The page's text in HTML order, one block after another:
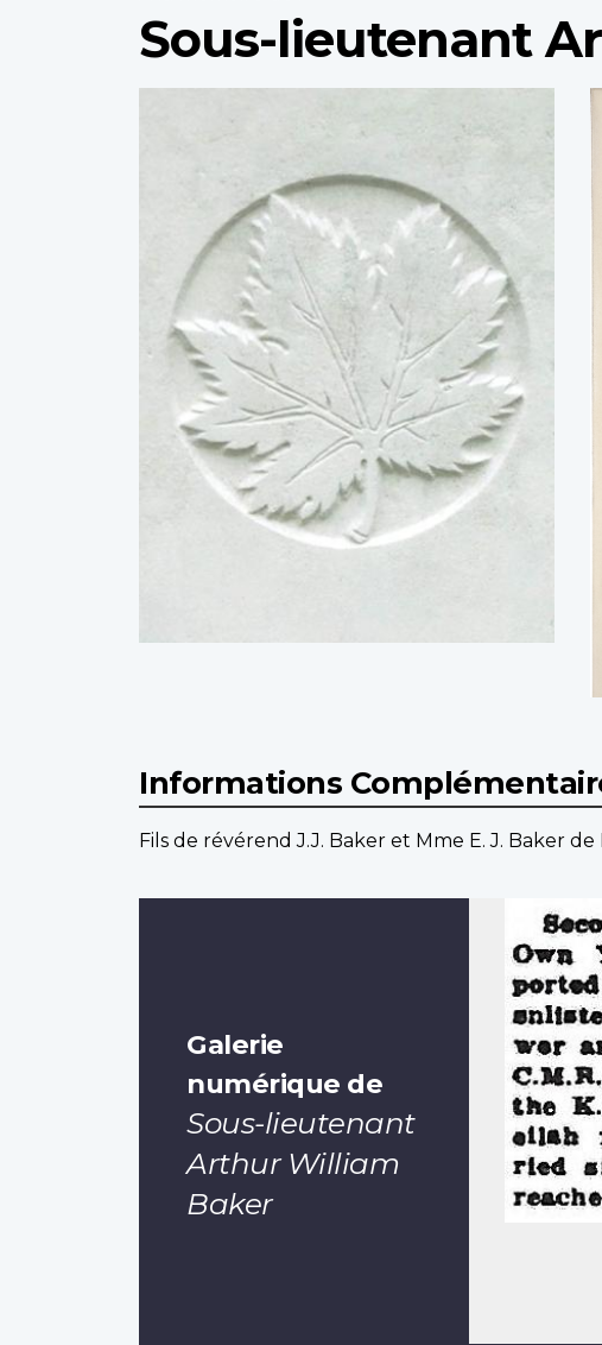
Sous-lieutenant
Informations
Fils de révérend J.J. Baker et Mme E. J. Baker
Galerie
numérique de
Sous-lieutenant
Arthur William
Baker